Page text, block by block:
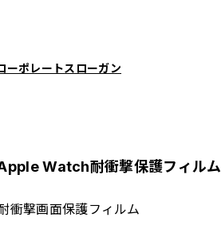
ーポレートスローガン
Watch耐衝撃保護フィルム
衝撃画面保護フィルム